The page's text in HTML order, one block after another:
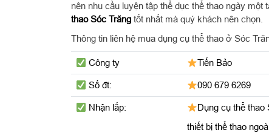
nên nhu cầu luyện tập thể dục thể thao ngày
thao Sóc Trăng tốt nhất mà quý khách nên chọn.
Thông tin liên hệ mua dụng cụ thể thao ở Sóc
Công ty Tiến Bảo
Số đt: 090 679 6269
Nhận lắp: Dụng cụ thể thao
thiết bị thể thao